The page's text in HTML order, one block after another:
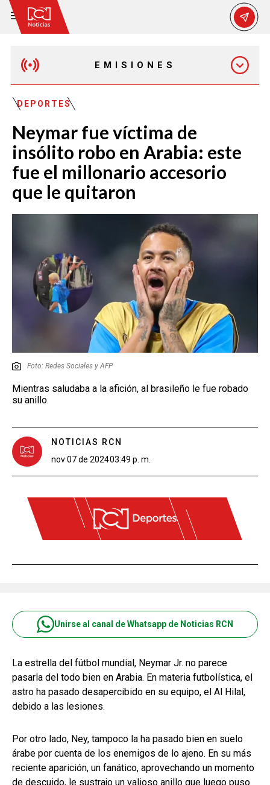
EMISIONES
EMISIÓN 7:00 PM
DEPORTES
Neymar fue víctima de
insólito robo en Arabia: este
fue el millonario accesorio
que le quitaron
Foto: Redes Sociales y AFP
Mientras saludaba a la afición, al brasileño le fue robado
su anillo.
NOTICIAS RCN
nov 07 de 202403:49 p. m.
Unirse al canal de Whatsapp de Noticias RCN
La estrella del fútbol mundial, Neymar Jr. no parece
pasarla del todo bien en Arabia. En materia futbolística, el
astro ha pasado desapercibido en su equipo, el Al Hilal,
debido a las lesiones.
Por otro lado, Ney, tampoco la ha pasado bien en suelo
árabe por cuenta de los enemigos de lo ajeno. En su más
reciente aparición, un fanático, aprovechando un momento
de descuido, le sustrajo un valioso anillo que luego puso